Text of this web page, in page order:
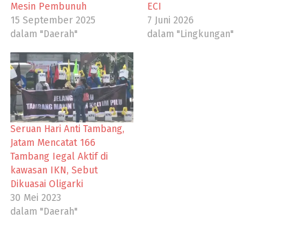
Mesin Pembunuh
15 September 2025
dalam "Daerah"
ECI
7 Juni 2026
dalam "Lingkungan"
Seruan Hari Anti Tambang,
Jatam Mencatat 166
Tambang Iegal Aktif di
kawasan IKN, Sebut
Dikuasai Oligarki
30 Mei 2023
dalam "Daerah"